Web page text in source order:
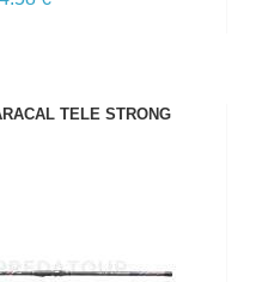
TELE STRONG